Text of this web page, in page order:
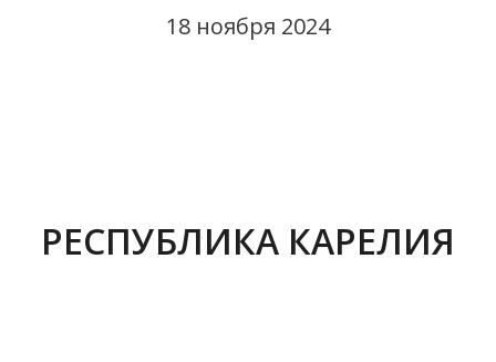
18 ноября 2024
РЕСПУБЛИКА КАРЕЛИЯ